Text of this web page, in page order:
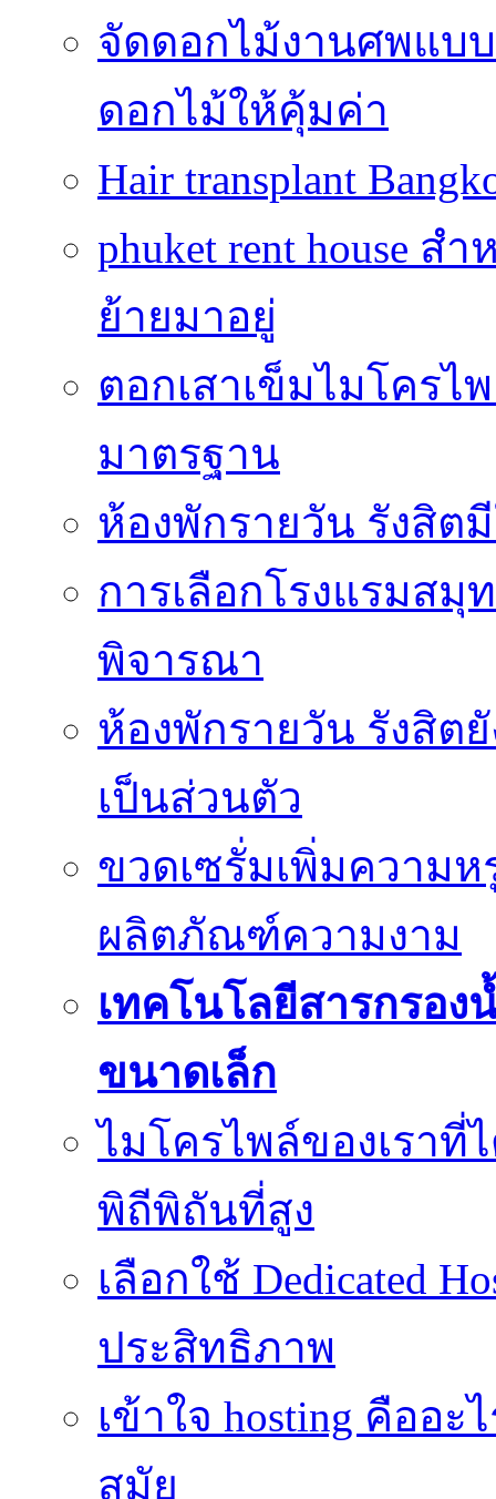
จัดดอกไม้งานศพแบ
ดอกไม้ให้คุ้มค่า
Hair transplant
phuket rent house
ย้ายมาอยู่
ตอกเสาเข็มไมโคร
มาตรฐาน
ห้องพักรายวัน รังสิต
การเลือกโรงแรมสมุ
พิจารณา
ห้องพักรายวัน รังสิต
เป็นส่วนตัว
ขวดเซรั่มเพิ่มความ
ผลิตภัณฑ์ความงาม
เทคโนโลยีสารกรอ
ขนาดเล็ก
ไมโครไพล์ของเรา
พิถีพิถันที่สูง
เลือกใช้ Dedicated
ประสิทธิภาพ
เข้าใจ hosting คืออ
สมัย